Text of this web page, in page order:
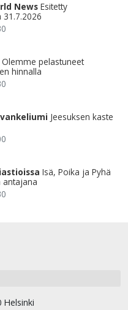
News Esitetty
31.7.2026
Olemme pelastuneet
hinnalla
Jeesuksen kaste
Isä, Poika ja Pyhä
antajana
Helsinki